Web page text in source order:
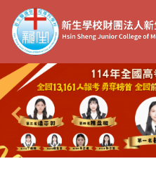
到
主
要
內
容
區